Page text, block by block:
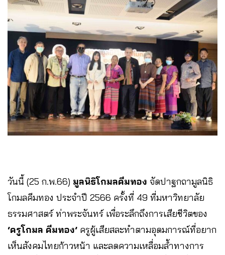
วันนี้ (25 ก.พ.66) มูลนิธิโกมลคีมทอง จัดปาฐกถามูลนิธิ
โกมลคีมทอง ประจำปี 2566 ครั้งที่ 49 ที่มหาวิทยาลัย
ธรรมศาสตร์ ท่าพระจันทร์ เพื่อระลึกถึงการเสียชีวิตของ
‘ครูโกมล คีมทอง’ ครูผู้เสียสละทำตามอุดมการณ์ที่อยาก
เห็นสังคมไทยก้าวหน้า และลดความเหลื่อมล้ำทางการ